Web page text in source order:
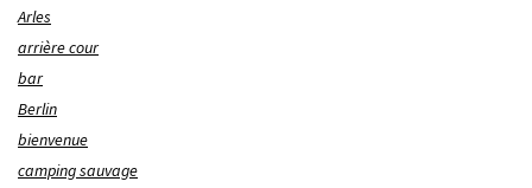
Arles
arrière cour
bar
Berlin
bienvenue
camping sauvage